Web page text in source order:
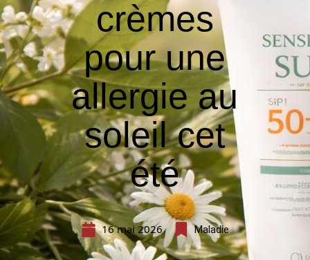
crèmes
pour une
allergie au
soleil cet
été
16 mai 2026 Maladie